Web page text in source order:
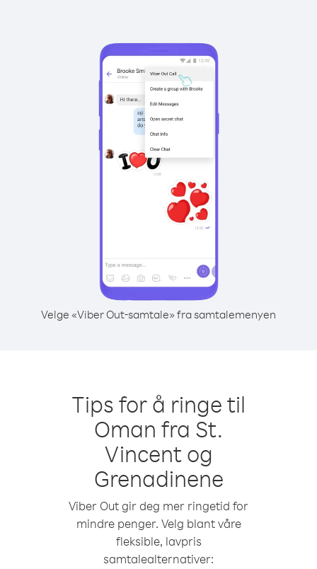
Velge «Viber Out-samtale» fra samtalemenyen
Tips for å ringe til
Oman fra St.
Vincent og
Grenadinene
Viber Out gir deg mer ringetid for
mindre penger. Velg blant våre
fleksible, lavpris
samtalealternativer: